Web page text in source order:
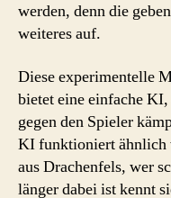
werden, denn die
weiteres auf.
Diese experimentelle
bietet eine einfache
gegen den Spieler
KI funktioniert ähnlich
aus Drachenfels, wer
länger dabei ist kennt